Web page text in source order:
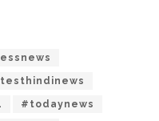
#todaynews